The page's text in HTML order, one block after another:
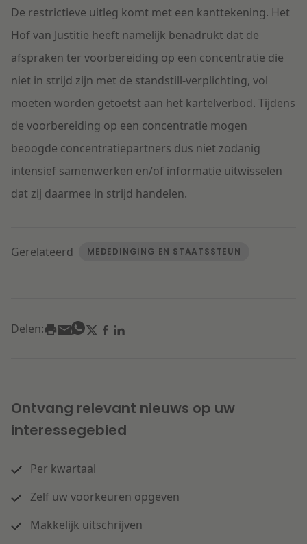
De restrictieve uitleg komt met een kanttekening. Het
Hof van Justitie heeft namelijk benadrukt dat de
afspraken ter voorbereiding op een concentratie die
niet in strijd zijn met de standstill-verplichting, vol
moeten worden getoetst aan het kartelverbod. Tijdens
de voorbereiding op een concentratie mogen
beoogde concentratiepartners dus niet zodanig
intensief samenwerken en/of informatie uitwisselen
dat zij daarmee in strijd handelen.
Gerelateerd MEDEDINGING EN STAATSSTEUN
Delen:
Ontvang relevant nieuws op uw
interessegebied
Per kwartaal
Zelf uw voorkeuren opgeven
Makkelijk uitschrijven